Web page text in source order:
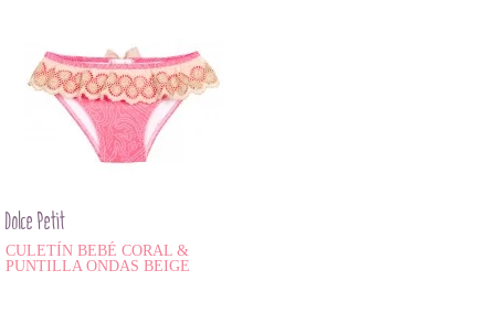
Dolce Petit
CULETÍN BEBÉ CORAL &
PUNTILLA ONDAS BEIGE